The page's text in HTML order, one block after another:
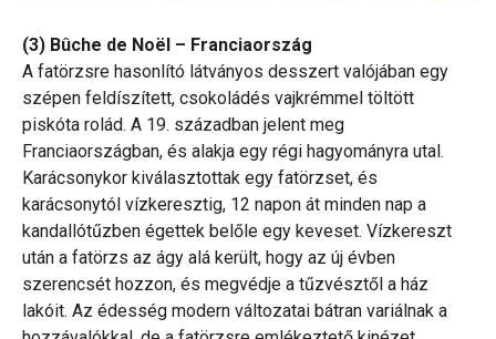
(3) Bûche de Noël – Franciaország
A fatörzsre hasonlító látványos desszert valójában egy
szépen feldíszített, csokoládés vajkrémmel töltött
piskóta rolád. A 19. században jelent meg
Franciaországban, és alakja egy régi hagyományra utal.
Karácsonykor kiválasztottak egy fatörzset, és
karácsonytól vízkeresztig, 12 napon át minden nap a
kandallótűzben égettek belőle egy keveset. Vízkereszt
után a fatörzs az ágy alá került, hogy az új évben
szerencsét hozzon, és megvédje a tűzvésztől a ház
lakóit. Az édesség modern változatai bátran variálnak a